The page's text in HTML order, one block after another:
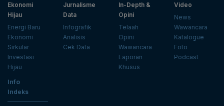
Ekonomi
Hijau
Energi Baru
Ekonomi
Sirkular
Investasi
Hijau
Jurnalisme
Data
Infografik
Analisis
Cek Data
In-Depth &
Opini
Telaah
Opini
Wawancara
Laporan
Khusus
Video
News
Wawancara
Katalogue
Foto
Podcast
Info
Indeks